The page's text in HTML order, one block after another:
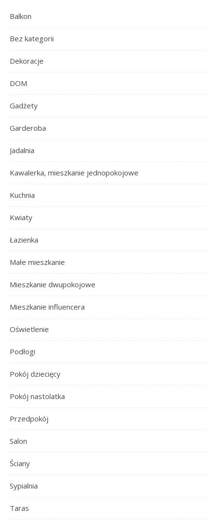
Balkon
Bez kategorii
Dekoracje
DOM
Gadżety
Garderoba
Jadalnia
Kawalerka, mieszkanie jednopokojowe
Kuchnia
Kwiaty
Łazienka
Małe mieszkanie
Mieszkanie dwupokojowe
Mieszkanie influencera
Oświetlenie
Podłogi
Pokój dziecięcy
Pokój nastolatka
Przedpokój
Salon
Ściany
Sypialnia
Taras